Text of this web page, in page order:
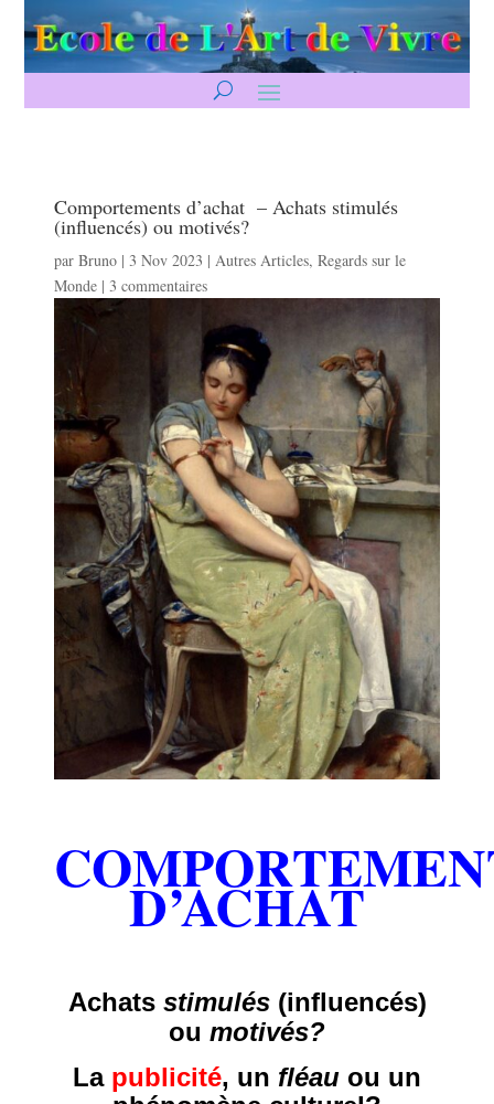
Comportements d’achat – Achats stimulés
(influencés) ou motivés?
parBruno | 3 Nov 2023 | Autres Articles,Regards sur le
Monde | 3 commentaires
D’ACHAT
Achats stimulés(influencés)
ou motivés?
La publicité, un fléau ou un